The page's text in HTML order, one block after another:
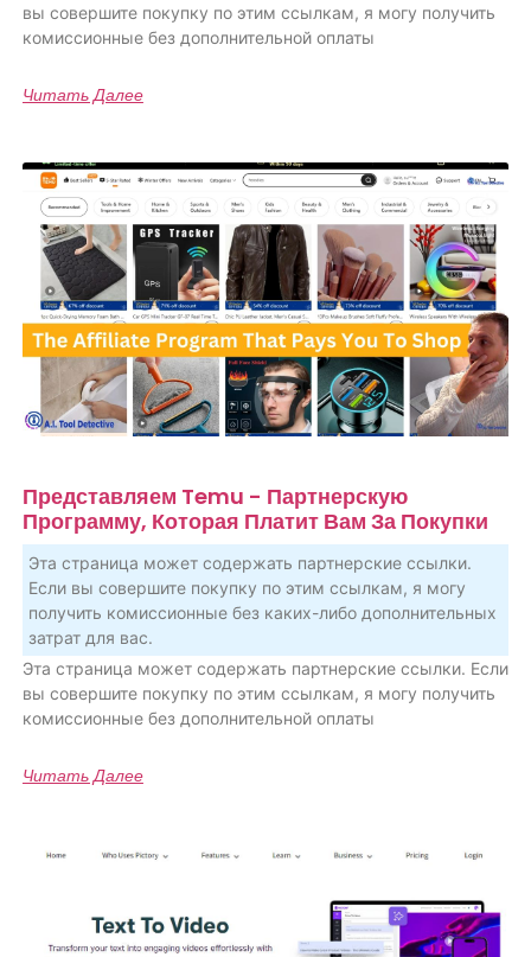
вы совершите покупку по этим ссылкам, я могу получить
комиссионные без дополнительной оплаты
Читать Далее
Представляем Temu - Партнерскую
Программу, Которая Платит Вам За Покупки
Эта страница может содержать партнерские ссылки.
Если вы совершите покупку по этим ссылкам, я могу
получить комиссионные без каких-либо дополнительных
затрат для вас.
Эта страница может содержать партнерские ссылки. Если
вы совершите покупку по этим ссылкам, я могу получить
комиссионные без дополнительной оплаты
Читать Далее